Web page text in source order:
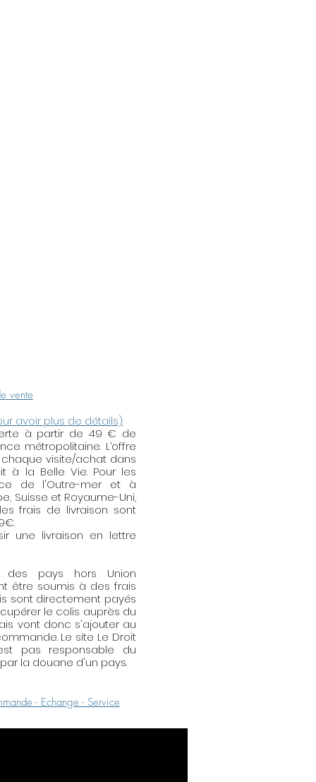
votre bijou. Utilisation :
la partie métallique de
de nettoyage. Elle
(légèrement) les fines
vente
avoir plus de détails).
à partir de 49 € de
métropolitaine. L’offre
visite/achat dans
à la Belle Vie. Pour les
de l'Outre-mer et à
Suisse et Royaume-Uni,
frais de livraison sont
une livraison en lettre
des pays hors Union
être soumis à des frais
sont directement payés
le colis auprès du
vont donc s'ajouter au
Le site Le Droit
pas responsable du
la douane d'un pays.
- Echange - Service